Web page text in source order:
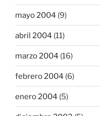
mayo 2004 (9)
abril 2004 (11)
marzo 2004 (16)
febrero 2004 (6)
enero 2004 (5)